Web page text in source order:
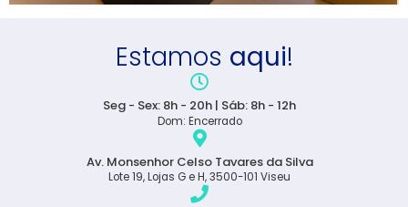
Estamos aqui!
Seg - Sex: 8h - 20h | Sáb: 8h - 12h
Dom: Encerrado
Av. Monsenhor Celso Tavares da Silva
Lote 19, Lojas G e H, 3500-101 Viseu